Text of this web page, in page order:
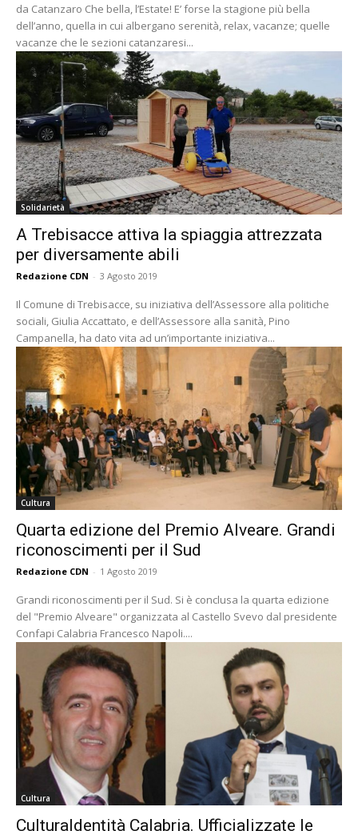
da Catanzaro Che bella, l’Estate! E’ forse la stagione più bella
dell’anno, quella in cui albergano serenità, relax, vacanze; quelle
vacanze che le sezioni catanzaresi...
Solidarietà
A Trebisacce attiva la spiaggia attrezzata
per diversamente abili
Redazione CDN - 3 Agosto 2019
Il Comune di Trebisacce, su iniziativa dell’Assessore alla politiche
sociali, Giulia Accattato, e dell’Assessore alla sanità, Pino
Campanella, ha dato vita ad un’importante iniziativa...
Cultura
Quarta edizione del Premio Alveare. Grandi
riconoscimenti per il Sud
Redazione CDN - 1 Agosto 2019
Grandi riconoscimenti per il Sud. Si è conclusa la quarta edizione
del "Premio Alveare" organizzata al Castello Svevo dal presidente
Confapi Calabria Francesco Napoli....
Cultura
CulturaIdentità Calabria. Ufficializzate le